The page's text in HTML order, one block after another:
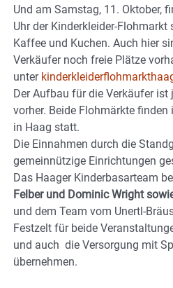
Und am Samstag, 11. Oktober,
Uhr der Kinderkleider-Flohmarkt
Kaffee und Kuchen. Auch hier
Verkäufer noch freie Plätze
unter
Der Aufbau für die Verkäufer ist
vorher. Beide Flohmärkte
in Haag statt.
Die Einnahmen durch die
gemeinnützige Einrichtungen
Das Haager Kinderbasarteam
Felber und Dominic Wright
und dem Team vom Unertl-
Festzelt für beide
und auch die Versorgung mit
übernehmen.